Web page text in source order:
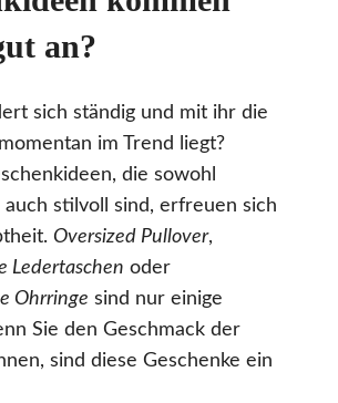
an?
sich ständig und mit ihr die
im Trend liegt?
die sowohl
stilvoll sind, erfreuen sich
Oversized Pullover,
Ledertaschen oder
Ohrringe sind nur einige
Sie den Geschmack der
sind diese Geschenke ein